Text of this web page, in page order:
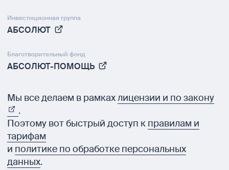
Инвестиционная группа
АБСОЛЮТ
Благотворительный фонд
АБСОЛЮТ-ПОМОЩЬ
Мы все делаем в рамкахлицензии и по закону
.
Поэтому вот быстрый доступ к правилам и
тарифам
и политике по обработке персональных
данных.